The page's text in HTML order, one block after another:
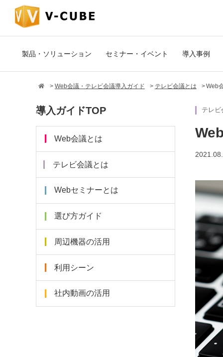
製品・ソリューション セミナー・イベント 導入事例
Web会議・テレビ会議導入ガイド テレビ会議とは Web
テレビ
導入ガイドTOP
Web会議とは
テレビ会議とは
Webセミナーとは
選び方ガイド
周辺機器の活用
利用シーン
社内動画の活用